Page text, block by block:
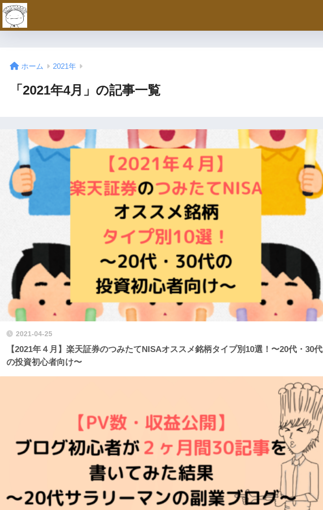
ホーム 2021年
「2021年4月」の記事一覧
2021-04-25
【2021年４月】楽天証券のつみたてNISAオススメ銘柄タイプ別10選！〜20代・30代
の投資初心者向け〜